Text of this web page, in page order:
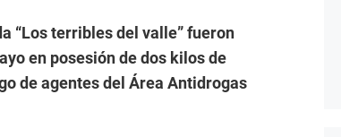
“Los terribles del valle” fueron
en posesión de dos kilos de
de agentes del Área Antidrogas